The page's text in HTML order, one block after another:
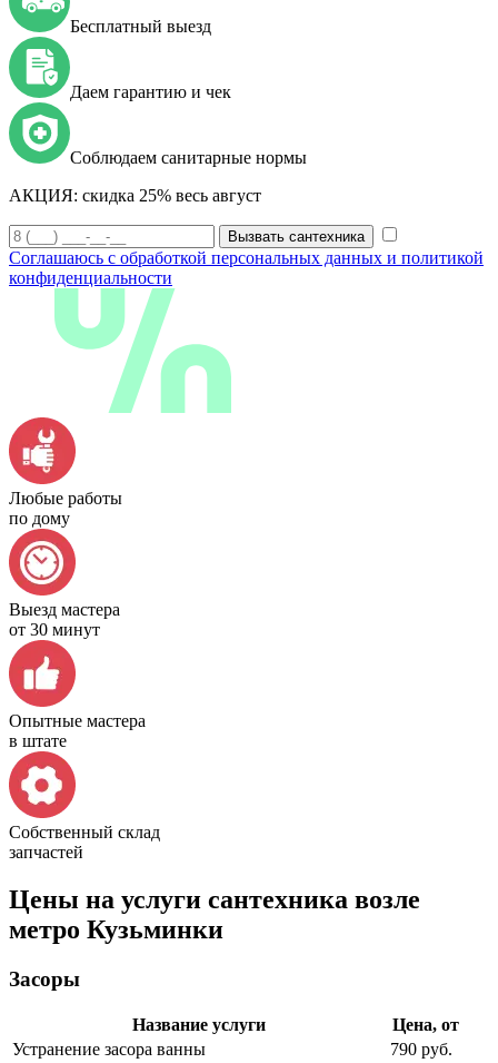
Бесплатный выезд
Даем гарантию и чек
Соблюдаем санитарные нормы
АКЦИЯ: скидка 25% весь август
Вызвать сантехника
Соглашаюсь с обработкой персональных данных и политикой
конфиденциальности
Любые работы
по дому
Выезд мастера
от 30 минут
Опытные мастера
в штате
Собственный склад
запчастей
Цены на услуги сантехника возле
метро Кузьминки
Засоры
Название услуги
Цена, от
Устранение засора ванны
790 руб.